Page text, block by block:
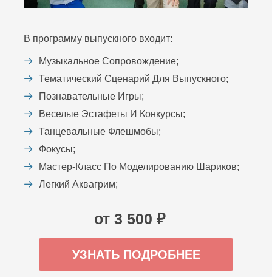
В программу выпускного входит:
Музыкальное Сопровождение;
Тематический Сценарий Для Выпускного;
Познавательные Игры;
Веселые Эстафеты И Конкурсы;
Танцевальные Флешмобы;
Фокусы;
Мастер-Класс По Моделированию Шариков;
Легкий Аквагрим;
от 3 500 ₽
УЗНАТЬ ПОДРОБНЕЕ